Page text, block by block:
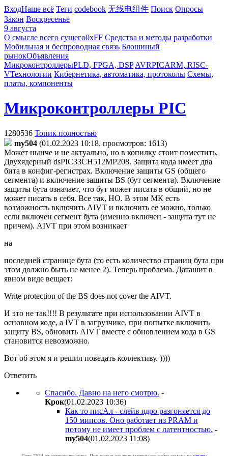
ВходНаше всё Теги codebook 无线电组件 Поиск Опросы
Закон Воскресенье
9 августа
О смысле всего сущего0xFF Средства и методы разработки
Мобильная и беспроводная связь Блошиный
рынокОбъявления
МикроконтроллерыPLD, FPGA, DSP AVRPICARM, RISC-
VТехнологии Кибернетика, автоматика, протоколы Схемы,
платы, компоненты
Микроконтроллеры PIC
1280536 Топик полностью
my504 (01.02.2023 10:18, просмотров: 1613)
Может нынче и не актуально, но в копилку стоит поместить.
Двухядерный dsPIC33CH512MP208. Защита кода имеет два
бита в конфиг-регистрах. Включение защиты GS (общего
сегмента) и включение защиты BS (бут сегмента). Включение
защиты бута означает, что бут может писать в общий, но не
может писать в себя. Все так, НО. В этом МК есть
возможность включить AIVT и включить ее можно, только
если включен сегмент бута (именно включен - защита тут не
причем). AIVT при этом возникает
на
последней странице бута (то есть количество страниц бута при
этом должно быть не менее 2). Теперь проблема. Даташит в
явном виде вещает:
Write protection of the BS does not cover the AIVT.
И это не так!!!! В результате при использовании AIVT в
основном коде, а IVT в загрузчике, при попытке включить
защиту BS, обновить AIVT вместе с обновлением кода в GS
становится невозможно.
Вот об этом я и решил поведать коллективу. ))))
Ответить
Спасибо. Давно на него смотрю. -
Kpoк(01.02.2023 10:36)
Как то писАл - слейв ядро разгоняется до
150 мипсов. Оно работает из PRAM и
потому не имеет проблем с латентностью. -
my504(01.02.2023 11:08)